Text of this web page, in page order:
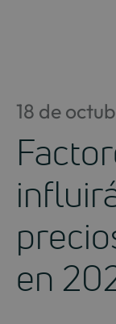
18 de
en